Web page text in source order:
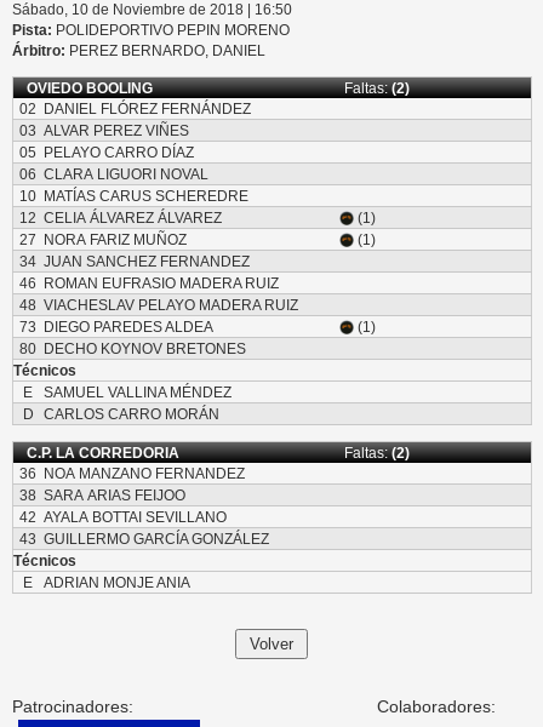
Sábado, 10 de Noviembre de 2018 | 16:50
Pista: POLIDEPORTIVO PEPIN MORENO
Árbitro: PEREZ BERNARDO, DANIEL
OVIEDO BOOLING Faltas:(2)
02
DANIEL FLÓREZ FERNÁNDEZ
03 ALVAR PEREZ VIÑES
05
PELAYO CARRO DÍAZ
06 CLARA LIGUORI NOVAL
10
MATÍAS CARUS SCHEREDRE
12 CELIA ÁLVAREZ ÁLVAREZ
(1)
27
NORA FARIZ MUÑOZ
(1)
34 JUAN SANCHEZ FERNANDEZ
46
ROMAN EUFRASIO MADERA RUIZ
48 VIACHESLAV PELAYO MADERA RUIZ
73
DIEGO PAREDES ALDEA
(1)
80
DECHO KOYNOV BRETONES
Técnicos
E
SAMUEL VALLINA MÉNDEZ
D
CARLOS CARRO MORÁN
C.P. LA CORREDORIA Faltas:(2)
36
NOA MANZANO FERNANDEZ
38 SARA ARIAS FEIJOO
42 AYALA BOTTAI SEVILLANO
43 GUILLERMO GARCÍA GONZÁLEZ
Técnicos
E
ADRIAN MONJE ANIA
Patrocinadores: Colaboradores: